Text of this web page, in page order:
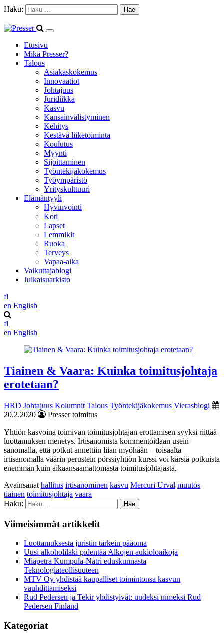
Haku:
Etusivu
Mikä Presser?
Talous
Asiakaskokemus
Innovaatiot
Johtajuus
Juridiikka
Kasvu
Kansainvälistyminen
Kehitys
Kestävä liiketoiminta
Koulutus
Myynti
Sijoittaminen
Työntekijäkokemus
Työympäristö
Yrityskulttuuri
Elämäntyyli
Hyvinvointi
Koti
Lapset
Lemmikit
Ruoka
Terveys
Vapaa-aika
Vaikuttajablogi
Julkaisuarkisto
fi
en English
fi
en English
Tiainen & Vaara: Kuinka toimitusjohtaja
erotetaan?
HRD Johtajuus Kolumnit Talous Työntekijäkokemus Vierasblogi
20.2.2020
Presser toimitus
Yhtiön kasvoina toimivan toimitusjohtajan erottamisen syyksi riittää
luottamuksen menetys. Irtisanomista kommentoidaan usein
sanomalla, että potkut annettiin liian myöhään – toisaalta
irtisanomalla väärin perustein pörssiyhtiön kurssi voi kärsiä potkuista
enemmän kuin aikaansaamattomasta toimitusjohtajasta.
Avainsanat hallitus irtisanominen kasvu Mercuri Urval muutos
tiainen toimitusjohtaja vaara
Haku:
Viimeisimmät artikkelit
Luottamuksesta juristin tärkein pääoma
Uusi alkoholilaki pidentää Alkojen aukioloaikoja
Miapetra Kumpula-Natri eduskunnasta
Teknologiateollisuuteen
MTV Oy yhdistää kaupalliset toimintonsa kasvun
vauhdittamiseksi
Rud Pedersen ja Tekir yhdistyivät: uudeksi nimeksi Rud
Pedersen Finland
Kategoriat